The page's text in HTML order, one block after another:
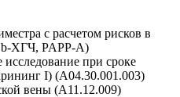
с расчетом рисков в
b-ХГЧ, PAPP-A)
исследование при сроке
I) (А04.30.001.003)
вены (A11.12.009)